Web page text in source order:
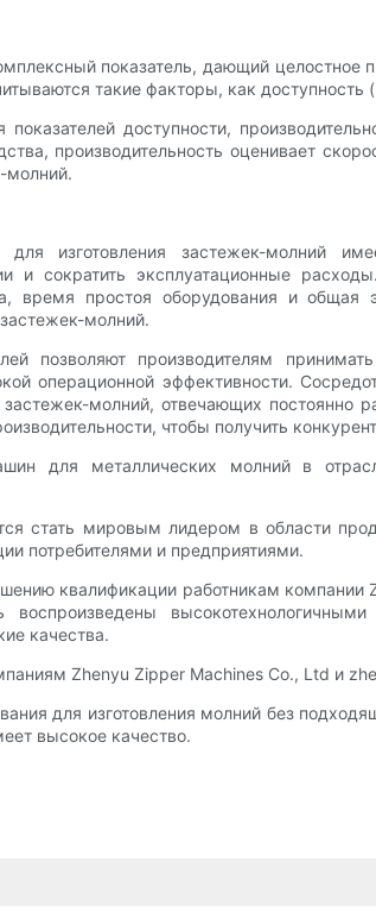
показатель, дающий целостное
такие факторы, как доступность
доступности,
производительность оценивает
молний.
для изготовления застежек-молний
и сократить эксплуатационные
время простоя оборудования и
молний.
позволяют производителям
операционной эффективности.
молний, отвечающих
чтобы получить
для металлических молний в
стать мировым лидером в области
потребителями и предприятиями.
квалификации работникам компании
качества.
Zhenyu Zipper Machines Co., Ltd и
для изготовления молний без
высокое качество.